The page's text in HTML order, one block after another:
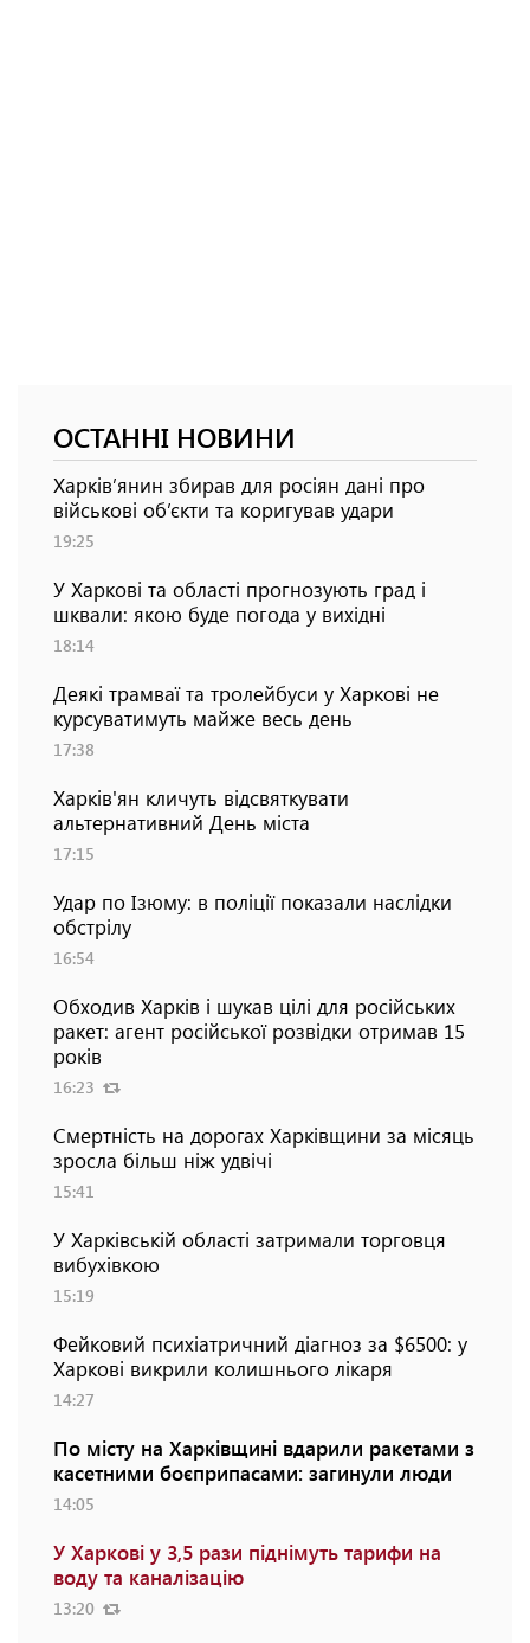
ОСТАННІ НОВИНИ
Харків’янин збирав для росіян дані про
військові об’єкти та коригував удари
19:25
У Харкові та області прогнозують град і
шквали: якою буде погода у вихідні
18:14
Деякі трамваї та тролейбуси у Харкові не
курсуватимуть майже весь день
17:38
Харків'ян кличуть відсвяткувати
альтернативний День міста
17:15
Удар по Ізюму: в поліції показали наслідки
обстрілу
16:54
Обходив Харків і шукав цілі для російських
ракет: агент російської розвідки отримав 15
років
16:23
Смертність на дорогах Харківщини за місяць
зросла більш ніж удвічі
15:41
У Харківській області затримали торговця
вибухівкою
15:19
Фейковий психіатричний діагноз за $6500: у
Харкові викрили колишнього лікаря
14:27
По місту на Харківщині вдарили ракетами з
касетними боєприпасами: загинули люди
14:05
У Харкові у 3,5 рази піднімуть тарифи на
воду та каналізацію
13:20